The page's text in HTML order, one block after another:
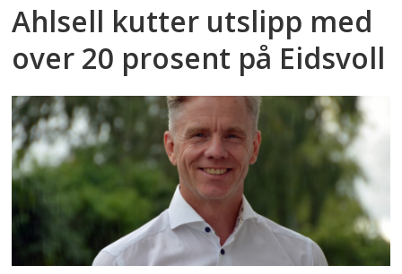
Ahlsell kutter utslipp med
over 20 prosent på Eidsvoll